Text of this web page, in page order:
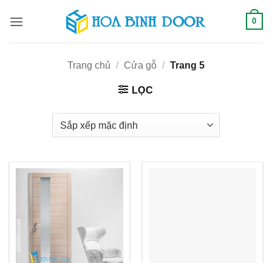
qua
0
Trang chủ / Cửa gỗ / Trang 5
LỌC